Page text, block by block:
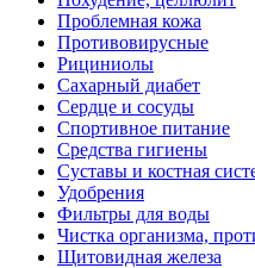
Проблемная кожа
Противовирусные
Рициниолы
Сахарный диабет
Сердце и сосуды
Спортивное питание
Средства гигиены
Суставы и костная
Удобрения
Фильтры для воды
Чистка организма,
Щитовидная железа